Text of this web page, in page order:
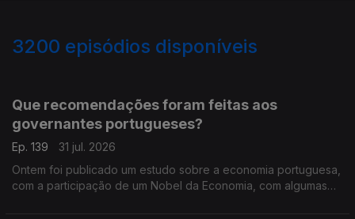
3200 episódios disponíveis
Que recomendações foram feitas aos
governantes portugueses?
Ep. 139
31 jul. 2026
Ontem foi publicado um estudo sobre a economia portuguesa,
com a participação de um Nobel da Economia, com algumas